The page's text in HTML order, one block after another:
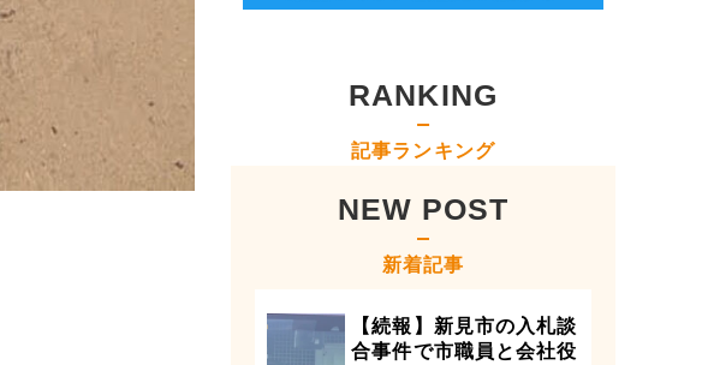
RANKING
記事ランキング
NEW POST
新着記事
【続報】新見市の入札談
合事件で市職員と会社役